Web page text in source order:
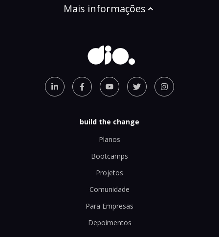
Mais informações
build the change
Planos
Bootcamps
Projetos
Comunidade
Para Empresas
Depoimentos